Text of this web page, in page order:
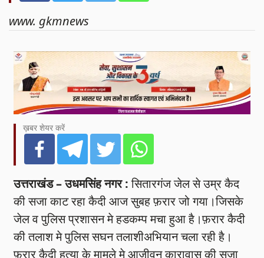
www. gkmnews
ख़बर शेयर करें
उत्तराखंड – उधमसिंह नगर :सितारगंज जेल से उम्र कैद
की सजा काट रहा कैदी आज सुबह फ़रार जो गया।जिसके
जेल व पुलिस प्रशासन मे हडकम्प मचा हुआ है।फ़रार कैदी
की तलाश मे पुलिस सघन तलाशीअभियान चला रही है।
फ़रार कैदी हत्या के मामले मे आजीवन कारावास की सज़ा